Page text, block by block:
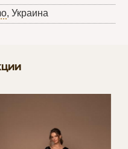
, Украина